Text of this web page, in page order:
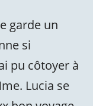
garde un
si
pu côtoyer à
Lucia se